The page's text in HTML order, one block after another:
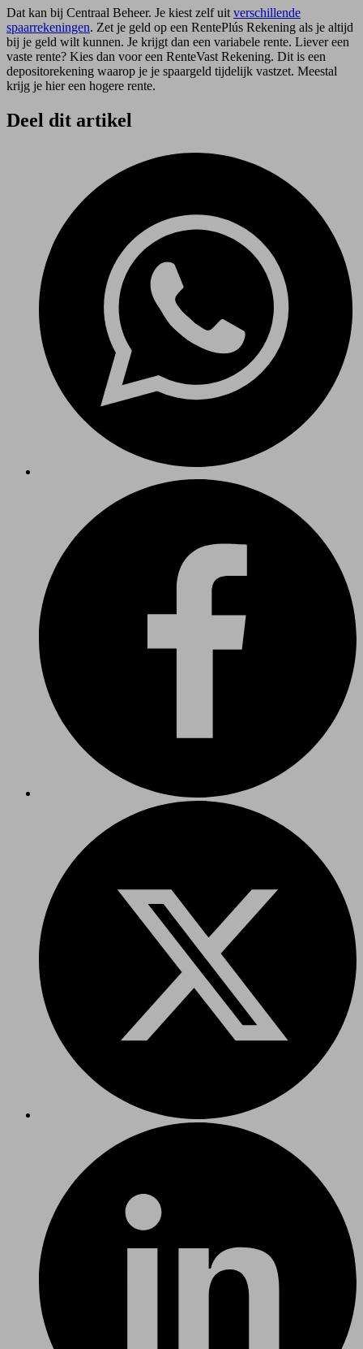
Dat kan bij Centraal Beheer. Je kiest zelf uit verschillende
spaarrekeningen. Zet je geld op een RentePlús Rekening als je altijd
bij je geld wilt kunnen. Je krijgt dan een variabele rente. Liever een
vaste rente? Kies dan voor een RenteVast Rekening. Dit is een
depositorekening waarop je je spaargeld tijdelijk vastzet. Meestal
krijg je hier een hogere rente.
Deel dit artikel